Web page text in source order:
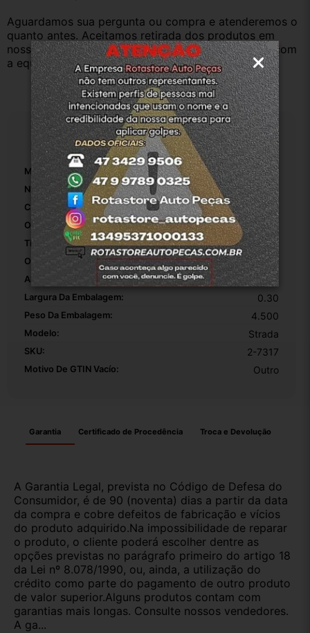
Aguardamos sua pergunta ou compra e atenderemos o
quanto antes. Aceitamos retirada dos produtos em
nossa loja física também, basta entrar em contato com
a equipe Rotasul e tiramos suas dúvidas.
Especificações
Marca: Fiat
Número De Peça: Coluna De Direção Hidráulica
Comprimento Da Coluna De Direção: 0.80
Origem: Original
Tipo De Veículo: Carro/Caminhonete
OEM: 1
Altura Da Embalagem: 1.00
Largura Da Embalagem: 0.30
Peso Da Embalagem: 4.500
Modelo: Strada
SKU: 2-7317
Motivo De GTIN Vacío: Outro
Garantia Certificado de Procedência Troca e Devolução
A Garantia Legal, prevista no Código de Defesa do
Consumidor, é de 90 (noventa) dias a partir da data
da compra e cobre defeitos de fabricação e vícios
do produto adquirido.Na impossibilidade de reparar
o produto, o cliente poderá escolher dentre as
opções previstas no parágrafo primeiro do artigo 18
da Lei nº 8.078/1990, ou, ainda, a utilização do
crédito como parte do pagamento de outro produto
de valor superior.Alguns produtos contam com
garantias mais longas. Consulte nossos vendedores.
A ga...